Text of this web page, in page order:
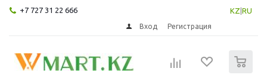
+7 727 31 22 666 KZ RU
Вход Регистрация